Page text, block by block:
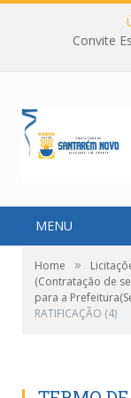
Convite
MENU
Home »
(Contratação de
para a
RATIFICAÇÃO (4)